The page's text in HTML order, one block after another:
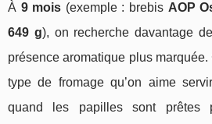
À 9 mois (exemple : brebis AOP
649 g), on recherche davantage de
présence aromatique plus marquée.
type de fromage qu’on aime
quand les papilles sont prêtes